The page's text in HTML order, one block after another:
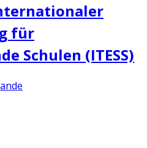
für
Schulen (ITESS)